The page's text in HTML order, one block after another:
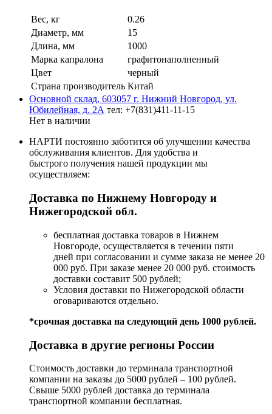
Вес, кг
0.26
Диаметр, мм
15
Длина, мм
1000
Марка капралона
графитонаполненный
Цвет
черный
Страна производитель Китай
Основной склад, 603057 г. Нижний Новгород, ул.
Юбилейная, д. 2А тел: +7(831)411-11-15
Нет в наличии
НАРТИ постоянно заботится об улучшении качества
обслуживания клиентов. Для удобства и
быстрого получения нашей продукции мы
осуществляем:
Доставка по Нижнему Новгороду и
Нижегородской обл.
бесплатная доставка товаров в Нижнем
Новгороде, осуществляется в течении пяти
дней при согласовании и сумме заказа не менее 20
000 руб. При заказе менее 20 000 руб. стоимость
доставки составит 500 рублей;
Условия доставки по Нижегородской области
оговариваются отдельно.
*срочная доставка на следующий день 1000 рублей.
Доставка в другие регионы России
Стоимость доставки до терминала транспортной
компании на заказы до 5000 рублей – 100 рублей.
Свыше 5000 рублей доставка до терминала
транспортной компании бесплатная.